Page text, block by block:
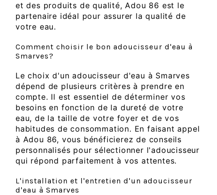
et des produits de qualité, Adou 86 est le
partenaire idéal pour assurer la qualité de
votre eau.
Comment choisir le bon adoucisseur d'eau à
Smarves?
Le choix d'un adoucisseur d'eau à Smarves
dépend de plusieurs critères à prendre en
compte. Il est essentiel de déterminer vos
besoins en fonction de la dureté de votre
eau, de la taille de votre foyer et de vos
habitudes de consommation. En faisant appel
à Adou 86, vous bénéficierez de conseils
personnalisés pour sélectionner l'adoucisseur
qui répond parfaitement à vos attentes.
L'installation et l'entretien d'un adoucisseur
d'eau à Smarves